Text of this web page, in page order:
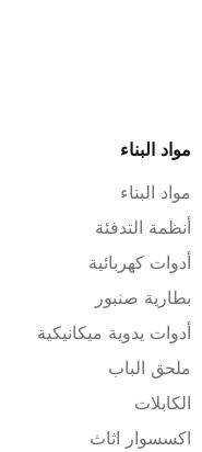
مواد البناء
مواد البناء
أنظمة التدفئة
أدوات كهربائية
بطارية صنبور
أدوات يدوية ميكانيكية
ملحق الباب
الكابلات
اكسسوار اثاث